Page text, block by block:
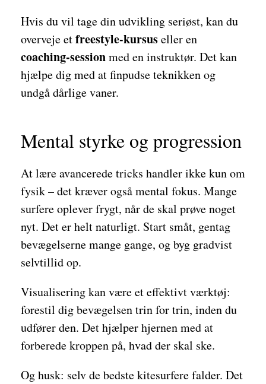
Hvis du vil tage din udvikling seriøst, kan du
overveje etfreestyle-kursuseller en
coaching-sessionmed en instruktør. Det kan
hjælpe dig med at finpudse teknikken og
undgå dårlige vaner.
Mental styrke og progression
At lære avancerede tricks handler ikke kun om
fysik – det kræver også mental fokus. Mange
surfere oplever frygt, når de skal prøve noget
nyt. Det er helt naturligt. Start småt, gentag
bevægelserne mange gange, og byg gradvist
selvtillid op.
Visualisering kan være et effektivt værktøj:
forestil dig bevægelsen trin for trin, inden du
udfører den. Det hjælper hjernen med at
forberede kroppen på, hvad der skal ske.
Og husk: selv de bedste kitesurfere falder. Det